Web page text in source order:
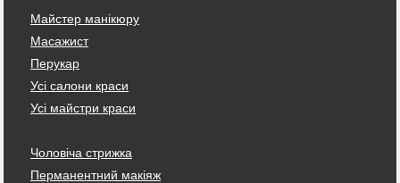
Майстер манікюру
Масажист
Перукар
Усі салони краси
Усі майстри краси
Чоловіча стрижка
Перманентний макіяж